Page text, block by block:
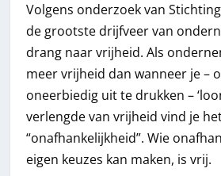
Volgens onderzoek van
de grootste drijfveer van
drang naar vrijheid. Als
meer vrijheid dan wanneer je –
oneerbiedig uit te drukken –
verlengde van vrijheid vind je
“onafhankelijkheid”. Wie
eigen keuzes kan maken, is vrij.